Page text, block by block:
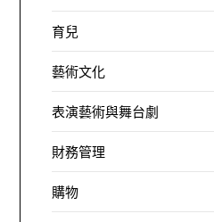
育兒
藝術文化
表演藝術與舞台劇
財務管理
購物